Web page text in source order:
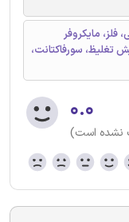
فلز، مایکروفر
تغلیظ، سورفاکتانت،
۰.۰
نشده است)